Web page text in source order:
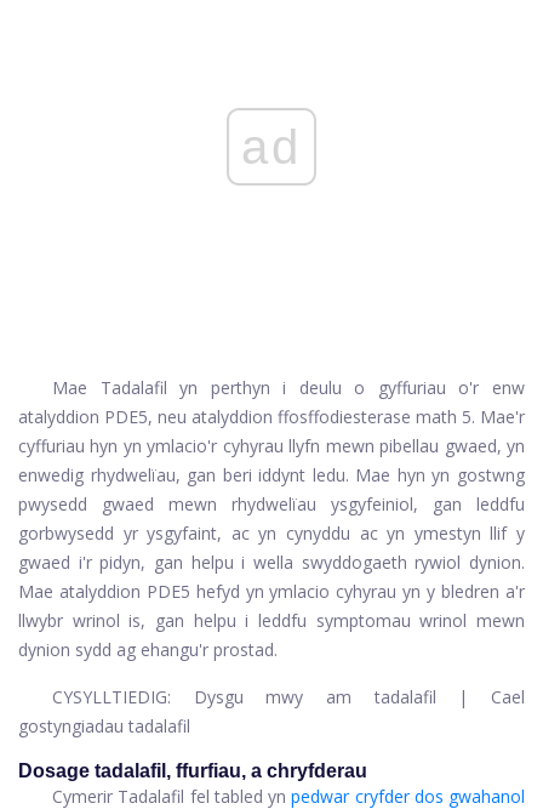
ad
Mae Tadalafil yn perthyn i deulu o gyffuriau o'r enw
atalyddion PDE5, neu atalyddion ffosffodiesterase math 5. Mae'r
cyffuriau hyn yn ymlacio'r cyhyrau llyfn mewn pibellau gwaed, yn
enwedig rhydwelïau, gan beri iddynt ledu. Mae hyn yn gostwng
pwysedd gwaed mewn rhydwelïau ysgyfeiniol, gan leddfu
gorbwysedd yr ysgyfaint, ac yn cynyddu ac yn ymestyn llif y
gwaed i'r pidyn, gan helpu i wella swyddogaeth rywiol dynion.
Mae atalyddion PDE5 hefyd yn ymlacio cyhyrau yn y bledren a'r
llwybr wrinol is, gan helpu i leddfu symptomau wrinol mewn
dynion sydd ag ehangu'r prostad.
CYSYLLTIEDIG: Dysgu mwy am tadalafil |
Cael
gostyngiadau tadalafil
Dosage tadalafil, ffurfiau, a chryfderau
Cymerir Tadalafil fel tabled yn pedwar cryfder dos gwahanol